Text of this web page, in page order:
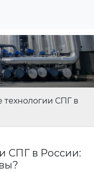
технологии СПГ в
СПГ в России: